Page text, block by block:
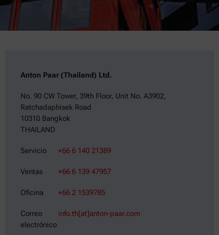
Anton Paar (Thailand) Ltd.
No. 90 CW Tower, 39th Floor, Unit No. A3902,
Ratchadaphisek Road
10310 Bangkok
THAILAND
Servicio +66 6 140 21389
Ventas +66 6 139 47957
Oficina +66 2 1539785
Correo
electrónico
info.th[at]anton-paar.com